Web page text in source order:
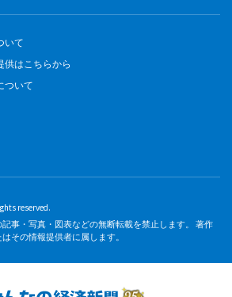
いて
供はこちらから
ついて
reserved.
事・写真・図表などの無断転載を禁止します。 著作
その情報提供者に属します。